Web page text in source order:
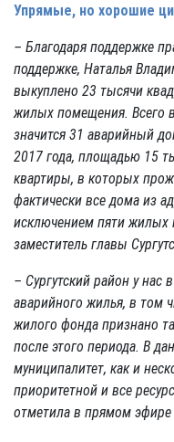
Упрямые, но хорошие
– Благодаря поддержке
поддержке, Наталья
выкуплено 23 тысячи
жилых помещения. Всего
значится 31 аварийный
2017 года, площадью 15
квартиры, в которых
фактически все дома из
исключением пяти жилых
заместитель главы
– Сургутский район у нас
аварийного жилья, в том
жилого фонда признано
после этого периода. В
муниципалитет, как и
приоритетной и все
отметила в прямом